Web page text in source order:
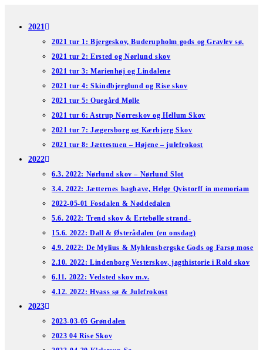
2021
2021 tur 1: Bjergeskov, Buderupholm gods og Gravlev sø.
2021 tur 2: Ersted og Nørlund skov
2021 tur 3: Marienhøj og Lindalene
2021 tur 4: Skindbjerglund og Rise skov
2021 tur 5: Ouegård Mølle
2021 tur 6: Astrup Nørreskov og Hellum Skov
2021 tur 7: Jægersborg og Kærbjerg Skov
2021 tur 8: Jættestuen – Højene – julefrokost
2022
6.3. 2022: Nørlund skov – Nørlund Slot
3.4. 2022: Jætternes baghave, Helge Qvistorff in memoriam
2022-05-01 Fosdalen & Nøddedalen
5.6. 2022: Trend skov & Ertebølle strand-
15.6. 2022: Dall & Østerådalen (en onsdag)
4.9. 2022: De Mylius & Myhlensbergske Gods og Farsø mose
2.10. 2022: Lindenborg Vesterskov, jagthistorie i Rold skov
6.11. 2022: Vedsted skov m.v.
4.12. 2022: Hvass sø & Julefrokost
2023
2023-03-05 Grøndalen
2023 04 Rise Skov